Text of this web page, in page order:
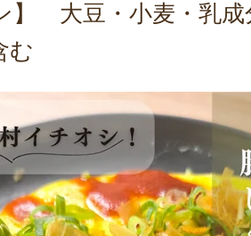
】 大豆・小麦・乳
む